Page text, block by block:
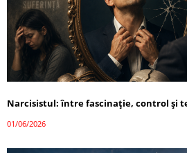
Narcisistul: între fascinație, control și
01/06/2026